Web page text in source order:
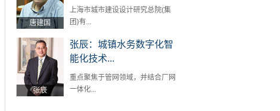
唐建国
上海市城市建设设计研究总院(集
团)有...
张辰
张辰：城镇水务数字化智
能化技术...
重点聚焦于管网领域，并结合厂网
一体化...